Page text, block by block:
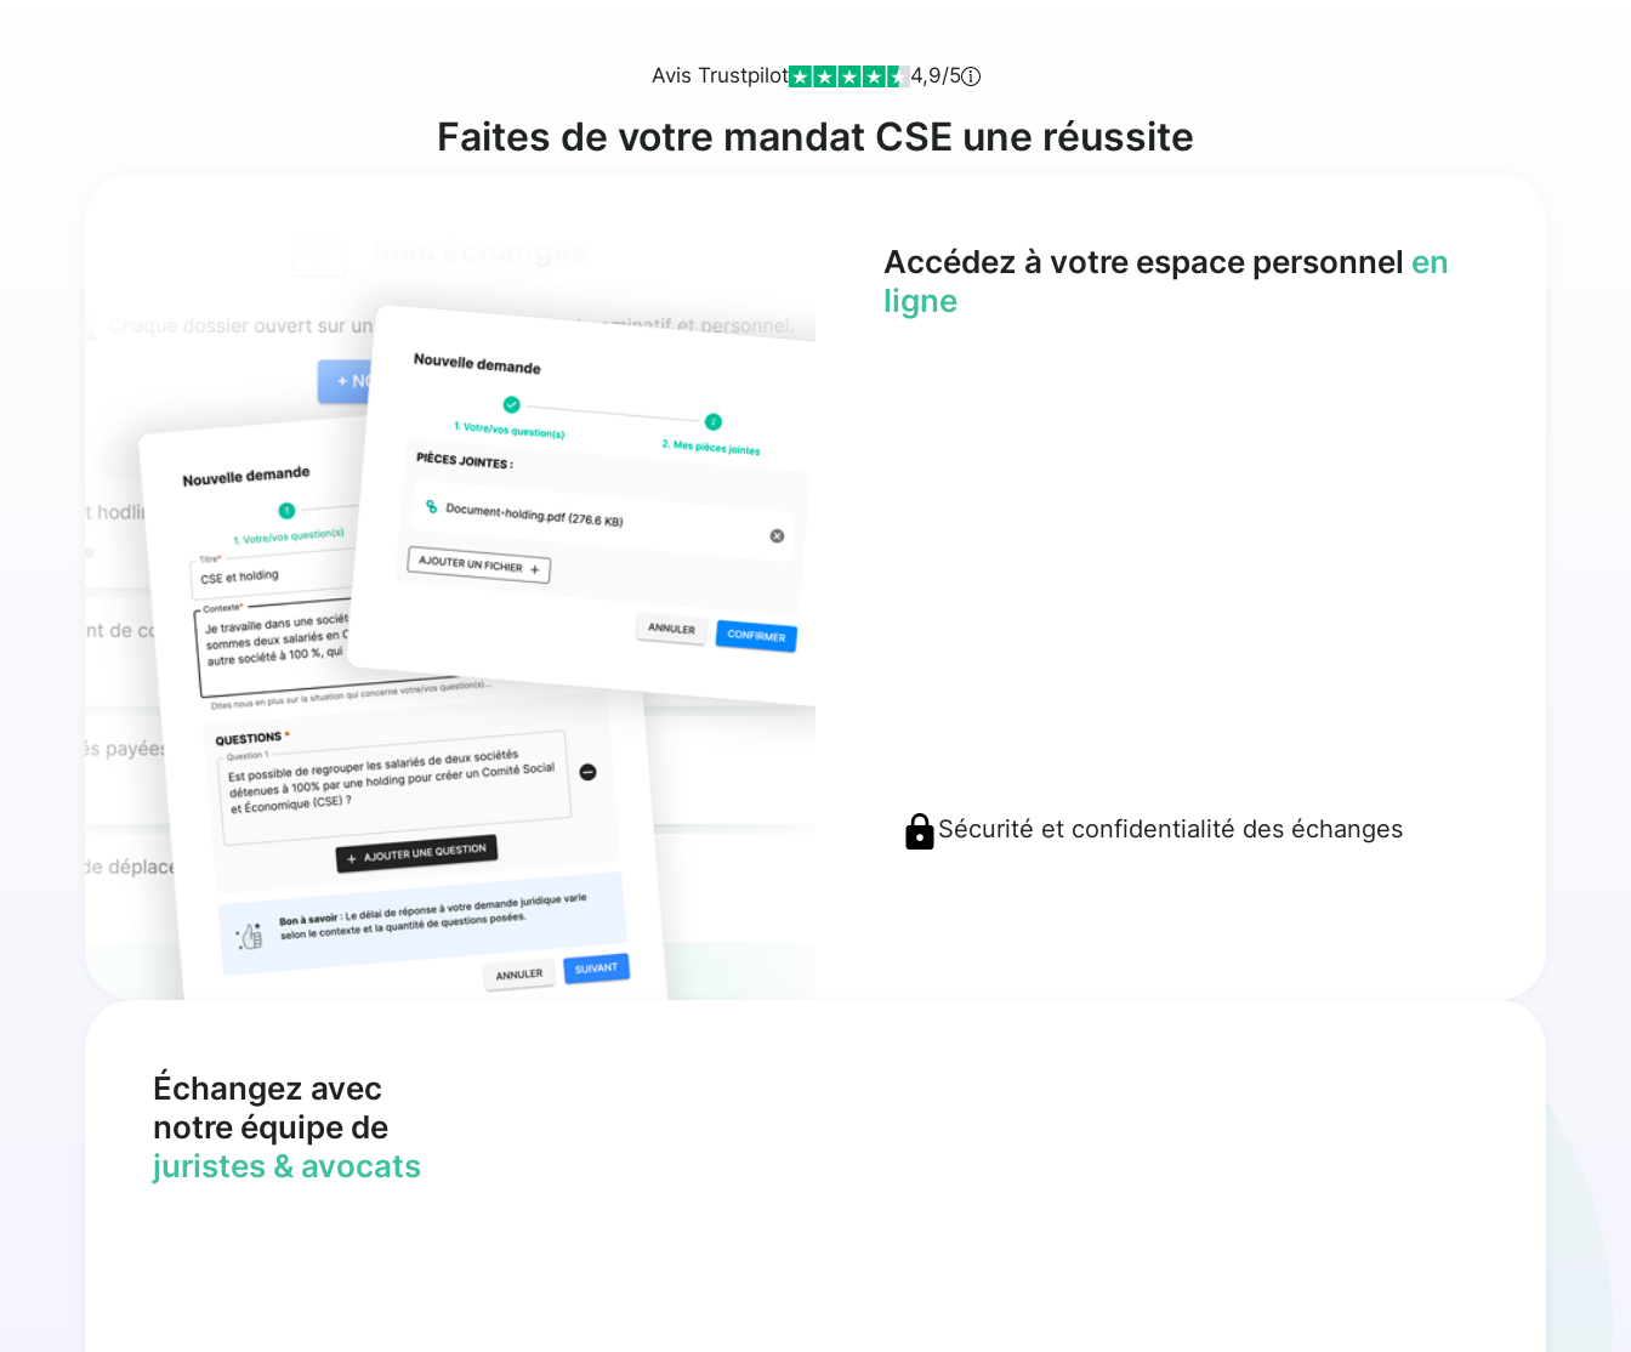
Avis Trustpilot 4,9/5
Faites de votre mandat CSE une réussite
Accédez à votre espace personnel en
ligne
Sécurité et confidentialité des échanges
Échangez avec
notre équipe de
juristes & avocats